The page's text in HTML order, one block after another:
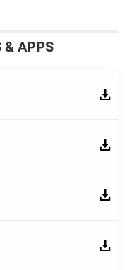
& APPS